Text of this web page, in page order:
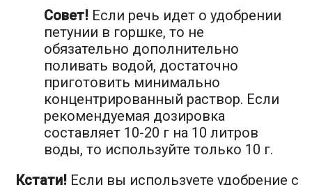
Совет! Если речь идет о удобрении
петунии в горшке, то не
обязательно дополнительно
поливать водой, достаточно
приготовить минимально
концентрированный раствор. Если
рекомендуемая дозировка
составляет 10-20 г на 10 литров
воды, то используйте только 10 г.
Кстати! Если вы используете удобрение с